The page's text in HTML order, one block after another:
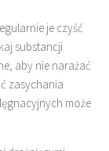
je czyść
substancji
aby nie narażać
zasychania
może